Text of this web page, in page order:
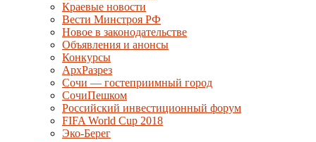
Краевые новости
Вести Минстроя РФ
Новое в законодательстве
Объявления и анонсы
Конкурсы
АрхРазрез
Сочи — гостеприимный город
СочиПешком
Российский инвестиционный форум
FIFA World Cup 2018
Эко-Берег